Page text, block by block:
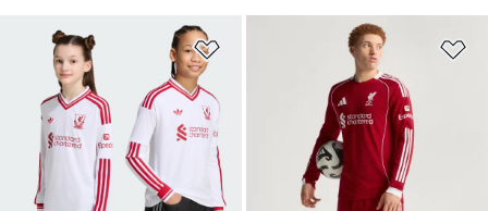
Ajouter à la Liste de produits